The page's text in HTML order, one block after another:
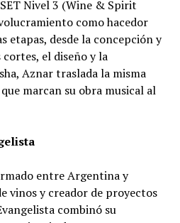
Nivel 3 (Wine & Spirit
como hacedor
etapas, desde la concepción y
el diseño y la
Aznar traslada la misma
marcan su obra musical al
entre Argentina y
vinos y creador de proyectos
combinó su